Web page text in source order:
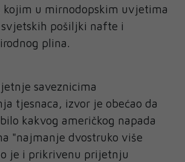
kojim u mirnodopskim uvjetima
pošiljki nafte i
plina.
saveznicima
tjesnaca, izvor je obećao da
kakvog američkog napada
"najmanje dvostruko više
je i prikrivenu prijetnju